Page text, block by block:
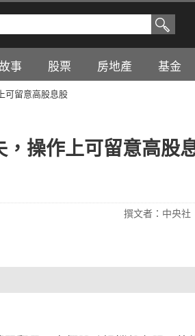
事 股票 房地產 基金
可留意高股息股
操作上可留意高股
撰文者：中央社